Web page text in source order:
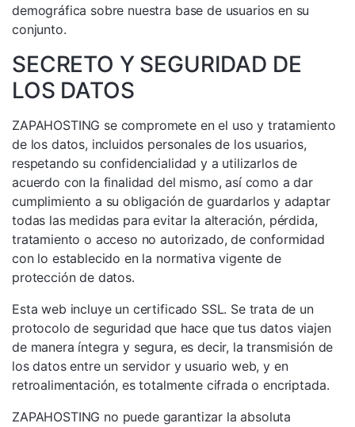
demográfica sobre nuestra base de usuarios en su
conjunto.
SECRETO Y SEGURIDAD DE
LOS DATOS
ZAPAHOSTING se compromete en el uso y tratamiento
de los datos, incluidos personales de los usuarios,
respetando su confidencialidad y a utilizarlos de
acuerdo con la finalidad del mismo, así como a dar
cumplimiento a su obligación de guardarlos y adaptar
todas las medidas para evitar la alteración, pérdida,
tratamiento o acceso no autorizado, de conformidad
con lo establecido en la normativa vigente de
protección de datos.
Esta web incluye un certificado SSL. Se trata de un
protocolo de seguridad que hace que tus datos viajen
de manera íntegra y segura, es decir, la transmisión de
los datos entre un servidor y usuario web, y en
retroalimentación, es totalmente cifrada o encriptada.
ZAPAHOSTING no puede garantizar la absoluta